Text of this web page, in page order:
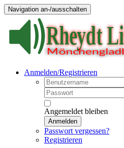
Navigation an-/ausschalten
Anmelden/Registrieren
Angemeldet bleiben
Anmelden
Passwort vergessen?
Registrieren